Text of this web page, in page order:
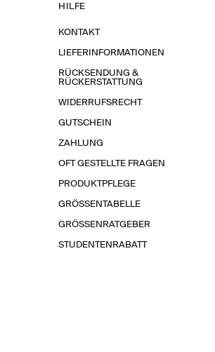
HILFE
KONTAKT
LIEFERINFORMATIONEN
RÜCKSENDUNG &
RÜCKERSTATTUNG
WIDERRUFSRECHT
GUTSCHEIN
ZAHLUNG
OFT GESTELLTE FRAGEN
PRODUKTPFLEGE
GRÖSSENTABELLE
GRÖSSENRATGEBER
STUDENTENRABATT